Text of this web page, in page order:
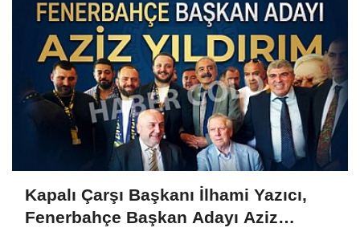
Kapalı Çarşı Başkanı İlhami Yazıcı,
Fenerbahçe Başkan Adayı Aziz